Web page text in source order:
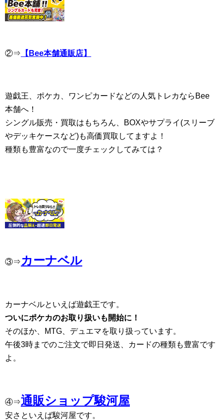
②⇒ 【Bee本舗通販店】
遊戯王、ポケカ、ワンピカードなどの人気トレカならBee
本舗へ！
シングル販売・買取はもちろん、BOXやサプライ(スリーブ
やデッキケースなど)も高価買取してますよ！
種類も豊富なので一度チェックしてみては？
③⇒ カーナベル
カーナベルといえば遊戯王です。
ついにポケカのお取り扱いも開始に！
そのほか、MTG、デュエマを取り扱っています。
午後3時までのご注文で即日発送、カードの種類も豊富です
よ。
④⇒通販ショップ駿河屋
安さといえば駿河屋です。